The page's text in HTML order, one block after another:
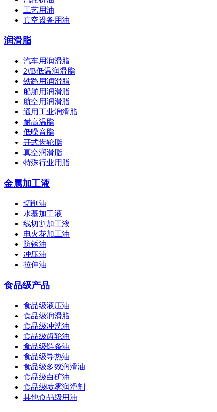
工艺用油
真空设备用油
润滑脂
汽车用润滑脂
2#B低温润滑脂
铁路用润滑脂
船舶用润滑脂
航空用润滑脂
通用工业润滑脂
耐高温脂
低噪音脂
开式齿轮脂
真空润滑脂
特殊行业用脂
金属加工液
切削油
水基加工液
线切割加工液
电火花加工油
防锈油
冲压油
拉伸油
食品级产品
食品级液压油
食品级润滑脂
食品级冲洗油
食品级齿轮油
食品级链条油
食品级导热油
食品级多效润滑油
食品级白矿油
食品级喷雾润滑剂
其他食品级用油